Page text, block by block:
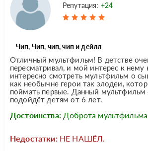
Репутация: +24
Чип, Чип, чип, чип и дейлл
Отличный мультфильм! В детстве
пересматривал, и мой интерес к нему
интересно смотреть мультфильм о
как необычне герои так злодеи,
поймать первые. Данный мультфильм
подойдёт детям от 6 лет.
Достоинства: Доброта
Недостатки: НЕ НАШЁЛ.